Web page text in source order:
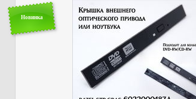
Новинка